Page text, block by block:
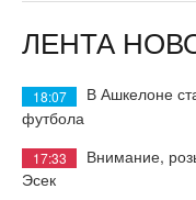
ЛЕНТА
18:07
В Ашкелоне
футбола
17:33
Внимание,
Эсек